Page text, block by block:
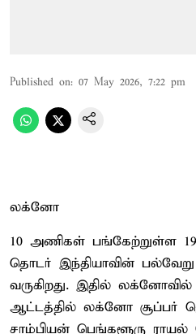
Published on: 07 May 2026, 7:22 pm
லக்னோ
10 அணிகள் பங்கேற்றுள்ள 19-
தொடர் இந்தியாவின்
வருகிறது. இதில்
ஆட்டத்தில் லக்னோ சூப்பர்
சாம்பியன் பெங்களூரு